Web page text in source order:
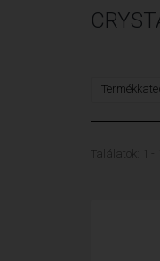
Találatok: 1 -